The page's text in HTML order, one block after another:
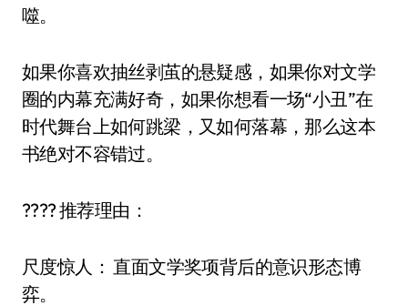
噬。
如果你喜欢抽丝剥茧的悬疑感，如果你对文学
圈的内幕充满好奇，如果你想看一场“小丑”在
时代舞台上如何跳梁，又如何落幕，那么这本
书绝对不容错过。
???? 推荐理由：
尺度惊人： 直面文学奖项背后的意识形态博
弈。